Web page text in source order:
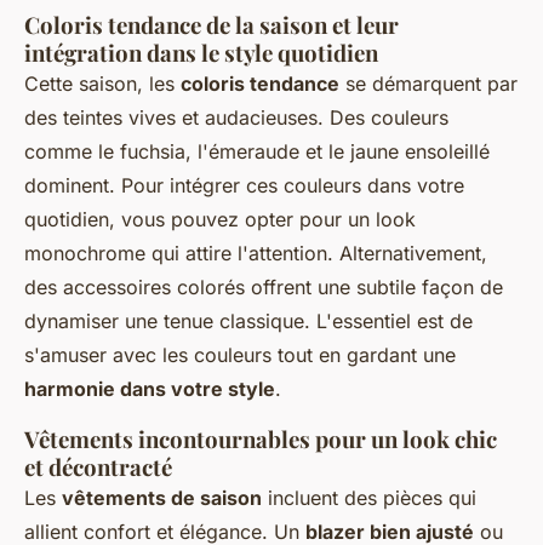
Coloris tendance de la saison et leur
intégration dans le style quotidien
Cette saison, les coloris tendance se démarquent par
des teintes vives et audacieuses. Des couleurs
comme le fuchsia, l'émeraude et le jaune ensoleillé
dominent. Pour intégrer ces couleurs dans votre
quotidien, vous pouvez opter pour un look
monochrome qui attire l'attention. Alternativement,
des accessoires colorés offrent une subtile façon de
dynamiser une tenue classique. L'essentiel est de
s'amuser avec les couleurs tout en gardant une
harmonie dans votre style.
Vêtements incontournables pour un look chic
et décontracté
Les vêtements de saison incluent des pièces qui
allient confort et élégance. Un blazer bien ajusté ou